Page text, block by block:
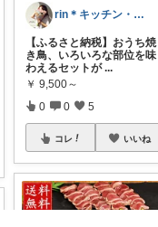
rin＊キッチン・収納・便利・美味しい物
【ふるさと納税】おうち焼
き鳥、いろいろな部位を味
わえるセットが ...
￥ 9,500～
0 0 5
コレ いいね